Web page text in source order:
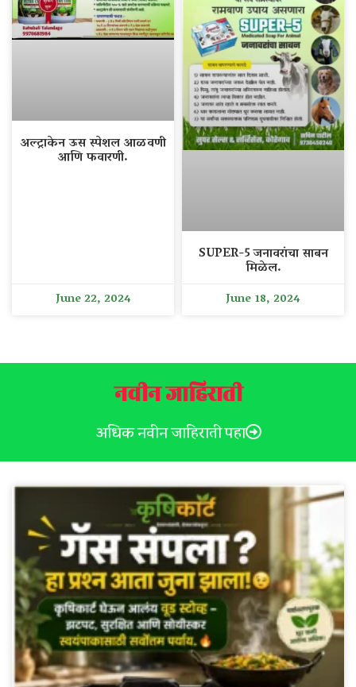
अल्ट्राकेन ऊस स्पेशल आळवणी
आणि फवारणी.
June 22, 2024
SUPER-5 जनावरांचा साबन
मिळेल.
June 18, 2024
नवीन जाहिराती
अधिक नवीन जाहिराती पहा